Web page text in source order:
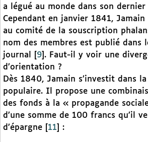
a légué au monde dans son
Cependant en janvier 1841, Jamain
au comité de la souscription
nom des membres est publié dans
journal
9 . Faut-il y voir une
d’orientation ?
Dès 1840, Jamain s’investit dans
populaire. Il propose une
des fonds à la « propagande
d’une somme de 100 francs qu’il
d’épargne
11 :